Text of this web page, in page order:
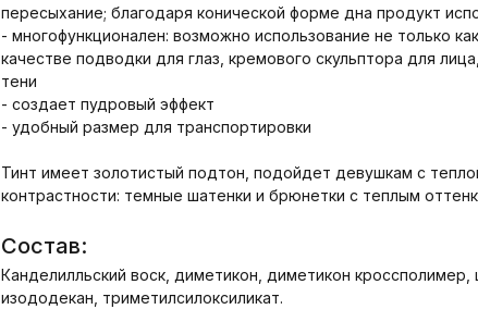
пересыхание; благодаря конической форме дна продукт
- многофункционален: возможно использование не только
качестве подводки для глаз, кремового скульптора для
тени
- создает пудровый эффект
- удобный размер для транспортировки
Тинт имеет золотистый подтон, подойдет девушкам с
контрастности: темные шатенки и брюнетки с теплым
Состав:
Канделилльский воск, диметикон, диметикон кроссполимер,
изододекан, триметилсилоксиликат.